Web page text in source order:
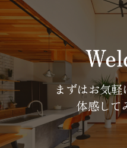
まずはお気軽
体感して